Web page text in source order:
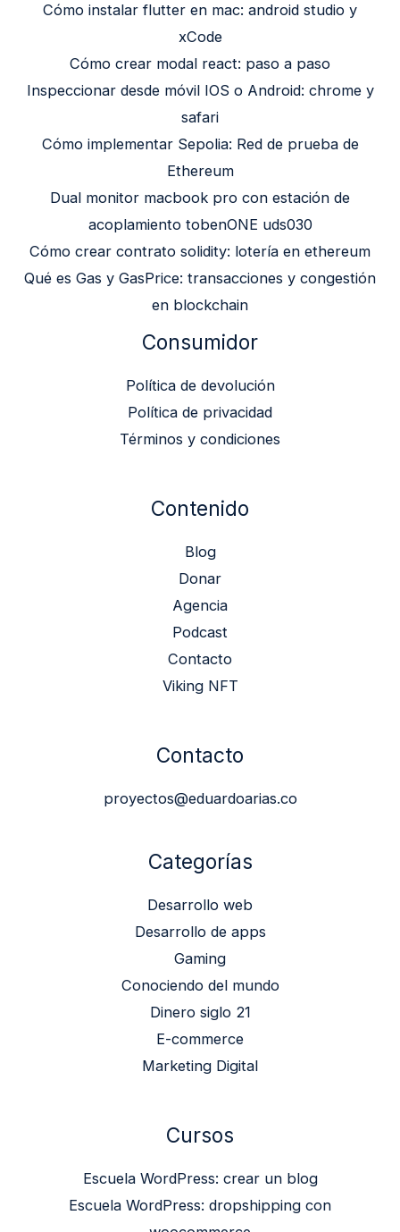
Cómo instalar flutter en mac: android studio y
xCode
Cómo crear modal react: paso a paso
Inspeccionar desde móvil IOS o Android: chrome y
safari
Cómo implementar Sepolia: Red de prueba de
Ethereum
Dual monitor macbook pro con estación de
acoplamiento tobenONE uds030
Cómo crear contrato solidity: lotería en ethereum
Qué es Gas y GasPrice: transacciones y congestión
en blockchain
Consumidor
Política de devolución
Política de privacidad
Términos y condiciones
Contenido
Blog
Donar
Agencia
Podcast
Contacto
Viking NFT
Contacto
proyectos@eduardoarias.co
Categorías
Desarrollo web
Desarrollo de apps
Gaming
Conociendo del mundo
Dinero siglo 21
E-commerce
Marketing Digital
Cursos
Escuela WordPress: crear un blog
Escuela WordPress: dropshipping con